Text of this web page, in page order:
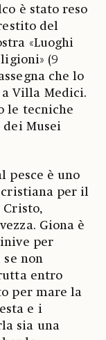
è stato reso
del
«Luoghi
(9
che lo
Villa Medici.
le tecniche
Musei
pesce è uno
per il
Giona è
per
non
entro
per mare la
e i
sia una